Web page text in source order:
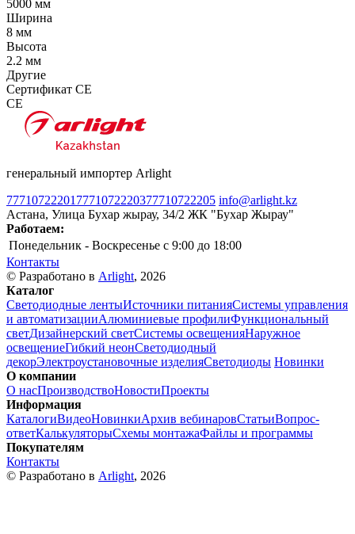
5000 мм
Ширина
8 мм
Высота
2.2 мм
Другие
Сертификат CE
CE
генеральный импортер Arlight
77710722201 7771072220377710722205 info@arlight.kz
Астана, Улица Бухар жырау, 34/2 ЖК "Бухар Жырау"
Работаем:
Понедельник - Воскресенье c 9:00 до 18:00
Контакты
© Разработано в Arlight, 2026
Каталог
Светодиодные лентыИсточники питанияСистемы управления
и автоматизацииАлюминиевые профилиФункциональный
светДизайнерский светСистемы освещенияНаружное
освещениеГибкий неонСветодиодный
декорЭлектроустановочные изделияСветодиоды Новинки
О компании
О насПроизводствоНовостиПроекты
Информация
КаталогиВидеоНовинкиАрхив вебинаровСтатьиВопрос-
ответКалькуляторыСхемы монтажаФайлы и программы
Покупателям
Контакты
© Разработано в Arlight, 2026